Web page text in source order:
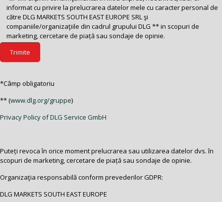
informat cu privire la prelucrarea datelor mele cu caracter personal de
către DLG MARKETS SOUTH EAST EUROPE SRL şi
companiile/organizaţiile din cadrul grupului DLG ** in scopuri de
marketing, cercetare de piață sau sondaje de opinie.
*Câmp obligatoriu
** (www.dlg.org/gruppe)
Privacy Policy of DLG Service GmbH
Puteți revoca în orice moment prelucrarea sau utilizarea datelor dvs. în
scopuri de marketing, cercetare de piață sau sondaje de opinie.
Organizaţia responsabilă conform prevederilor GDPR:
DLG MARKETS SOUTH EAST EUROPE